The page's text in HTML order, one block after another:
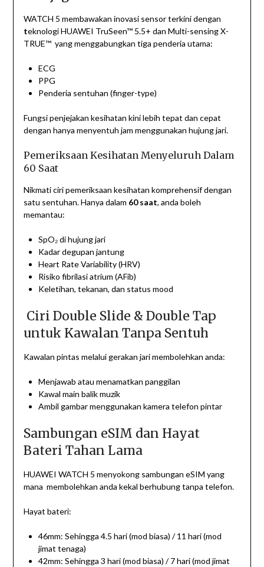
WATCH 5 membawakan inovasi sensor terkini dengan
teknologi HUAWEI TruSeen™ 5.5+ dan Multi-sensing X-
TRUE™ yang menggabungkan tiga penderia utama:
ECG
PPG
Penderia sentuhan (finger-type)
Fungsi penjejakan kesihatan kini lebih tepat dan cepat
dengan hanya menyentuh jam menggunakan hujung jari.
Pemeriksaan Kesihatan Menyeluruh Dalam
60 Saat
Nikmati ciri pemeriksaan kesihatan komprehensif dengan
satu sentuhan. Hanya dalam 60 saat, anda boleh
memantau:
SpO₂ di hujung jari
Kadar degupan jantung
Heart Rate Variability (HRV)
Risiko fibrilasi atrium (AFib)
Keletihan, tekanan, dan status mood
Ciri Double Slide & Double Tap
untuk Kawalan Tanpa Sentuh
Kawalan pintas melalui gerakan jari membolehkan anda:
Menjawab atau menamatkan panggilan
Kawal main balik muzik
Ambil gambar menggunakan kamera telefon pintar
Sambungan eSIM dan Hayat
Bateri Tahan Lama
HUAWEI WATCH 5 menyokong sambungan eSIM yang
mana membolehkan anda kekal berhubung tanpa telefon.
Hayat bateri:
46mm: Sehingga 4.5 hari (mod biasa) / 11 hari (mod
jimat tenaga)
42mm: Sehingga 3 hari (mod biasa) / 7 hari (mod jimat